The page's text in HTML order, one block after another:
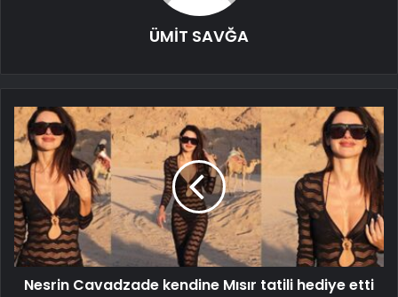
ÜMİT SAVĞA
Nesrin Cavadzade kendine Mısır tatili hediye etti